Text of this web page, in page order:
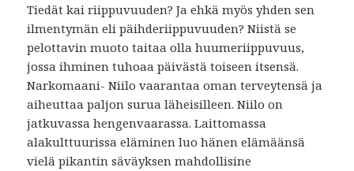
Tiedät kai riippuvuuden? Ja ehkä myös yhden sen
ilmentymän eli päihderiippuvuuden? Niistä se
pelottavin muoto taitaa olla huumeriippuvuus,
jossa ihminen tuhoaa päivästä toiseen itsensä.
Narkomaani- Niilo vaarantaa oman terveytensä ja
aiheuttaa paljon surua läheisilleen. Niilo on
jatkuvassa hengenvaarassa. Laittomassa
alakulttuurissa eläminen luo hänen elämäänsä
vielä pikantin säväyksen mahdollisine